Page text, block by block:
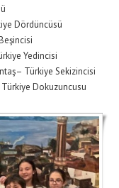
Dördüncüsü
Yedincisi
Türkiye Sekizincisi
Dokuzuncusu